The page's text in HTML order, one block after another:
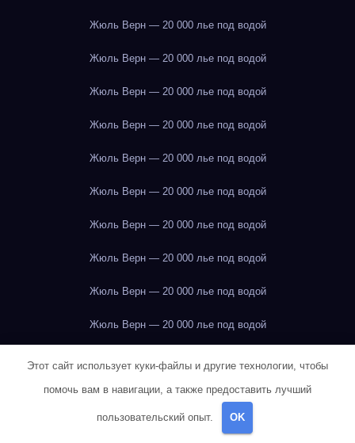
Жюль Верн — 20 000 лье под водой
Жюль Верн — 20 000 лье под водой
Жюль Верн — 20 000 лье под водой
Жюль Верн — 20 000 лье под водой
Жюль Верн — 20 000 лье под водой
Жюль Верн — 20 000 лье под водой
Жюль Верн — 20 000 лье под водой
Жюль Верн — 20 000 лье под водой
Жюль Верн — 20 000 лье под водой
Жюль Верн — 20 000 лье под водой
Жюль Верн — 20 000 лье под водой
Жюль Верн — 20 000 лье под водой
Этот сайт использует куки-файлы и другие технологии, чтобы
помочь вам в навигации, а также предоставить лучший
пользовательский опыт. OK